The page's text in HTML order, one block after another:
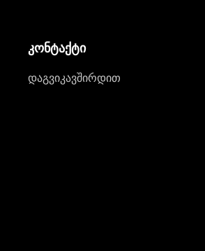
კონტაქტი
დაგვიკავშირდით